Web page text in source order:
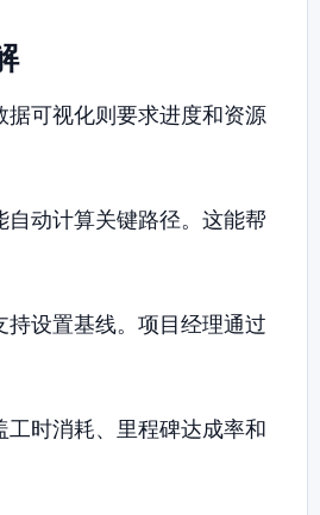
可视化则要求进度和资源
动计算关键路径。这能帮
设置基线。项目经理通过
时消耗、里程碑达成率和